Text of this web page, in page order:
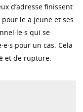
d’adresse finissent
le·a jeune et ses
qui se
pour un cas. Cela
et de rupture.